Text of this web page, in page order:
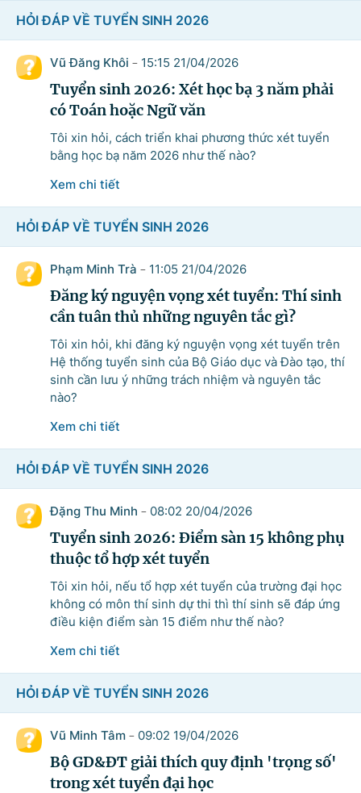
HỎI ĐÁP VỀ TUYỂN SINH 2026
Vũ Đăng Khôi - 15:15 21/04/2026
Tuyển sinh 2026: Xét học bạ 3 năm phải
có Toán hoặc Ngữ văn
Tôi xin hỏi, cách triển khai phương thức xét tuyển
bằng học bạ năm 2026 như thế nào?
Xem chi tiết
HỎI ĐÁP VỀ TUYỂN SINH 2026
Phạm Minh Trà - 11:05 21/04/2026
Đăng ký nguyện vọng xét tuyển: Thí sinh
cần tuân thủ những nguyên tắc gì?
Tôi xin hỏi, khi đăng ký nguyện vọng xét tuyển trên
Hệ thống tuyển sinh của Bộ Giáo dục và Đào tạo, thí
sinh cần lưu ý những trách nhiệm và nguyên tắc
nào?
Xem chi tiết
HỎI ĐÁP VỀ TUYỂN SINH 2026
Đặng Thu Minh - 08:02 20/04/2026
Tuyển sinh 2026: Điểm sàn 15 không phụ
thuộc tổ hợp xét tuyển
Tôi xin hỏi, nếu tổ hợp xét tuyển của trường đại học
không có môn thí sinh dự thi thì thí sinh sẽ đáp ứng
điều kiện điểm sàn 15 điểm như thế nào?
Xem chi tiết
HỎI ĐÁP VỀ TUYỂN SINH 2026
Vũ Minh Tâm - 09:02 19/04/2026
Bộ GD&ĐT giải thích quy định 'trọng số'
trong xét tuyển đại học